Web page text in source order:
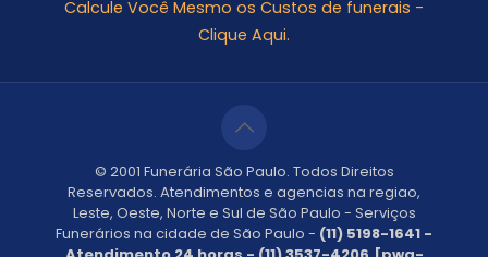
Calcule Você Mesmo os Custos de funerais -
Clique Aqui.
© 2001 Funerária São Paulo. Todos Direitos
Reservados. Atendimentos e agencias na regiao,
Leste, Oeste, Norte e Sul de São Paulo - Serviços
Funerários na cidade de São Paulo - (11) 5198-1641 -